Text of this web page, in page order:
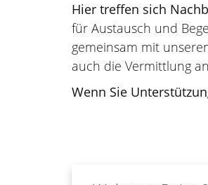
Hier treffen sich
für Austausch und
gemeinsam mit
auch die Vermittlung
Wenn Sie